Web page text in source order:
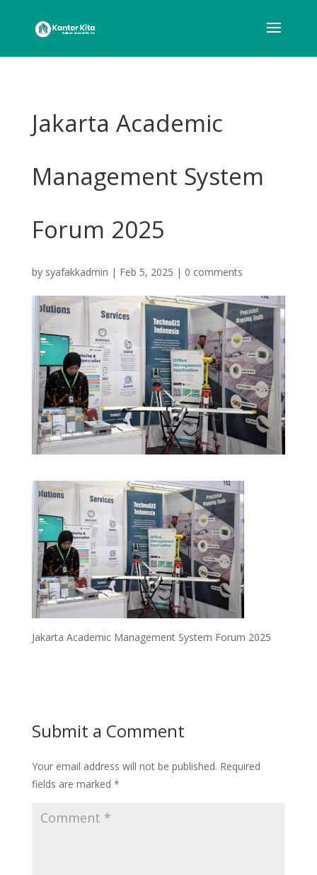
Jakarta Academic
Management System
Forum 2025
by syafakkadmin | Feb 5, 2025 | 0 comments
Jakarta Academic Management System Forum 2025
Submit a Comment
Your email address will not be published. Required
fields are marked *